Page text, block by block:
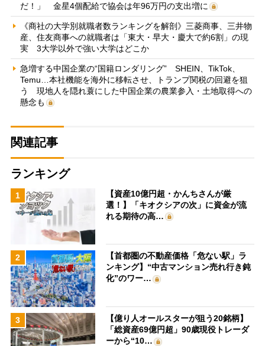
だ！」 金星4個配給で協会は年96万円の支出増に
《商社の大学別就職者数ランキングを解剖》三菱商事、三井物
産、住友商事への就職者は「東大・早大・慶大で約6割」の現
実 3大学以外で強い大学はどこか
急増する中国企業の“国籍ロンダリング” SHEIN、TikTok、
Temu…本社機能を海外に移転させ、トランプ関税の回避を狙
う 現地人を隠れ蓑にした中国企業の農業参入・土地取得への
懸念も
関連記事
ランキング
1
【資産10億円超・かんちさんが厳
選！】「キオクシアの次」に資金が流
れる期待の高…
2
【首都圏の不動産価格「危ない駅」ラ
ンキング】“中古マンション売れ行き鈍
化”のワー…
3
【億り人オールスターが狙う20銘柄】
「総資産69億円超」90歳現役トレーダ
ーから“10…